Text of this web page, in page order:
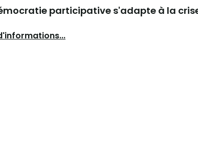
participative s'adapte à la